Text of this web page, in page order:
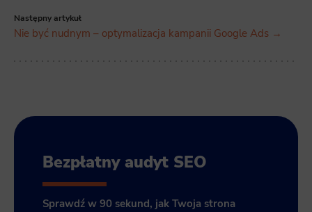
Następny artykuł
Nie być nudnym – optymalizacja kampanii Google Ads →
Bezpłatny audyt SEO
Sprawdź w 90 sekund, jak Twoja strona